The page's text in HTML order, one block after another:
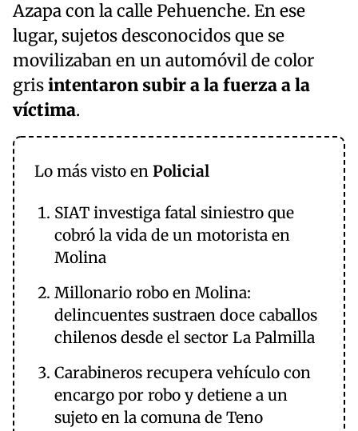
Azapa con la calle Pehuenche. En ese
lugar, sujetos desconocidos que se
movilizaban en un automóvil de color
grisintentaron subir a la fuerza a la
víctima.
Lo más visto en Policial
SIAT investiga fatal siniestro que
cobró la vida de un motorista en
Molina
Millonario robo en Molina:
delincuentes sustraen doce caballos
chilenos desde el sector La Palmilla
Carabineros recupera vehículo con
encargo por robo y detiene a un
sujeto en la comuna de Teno